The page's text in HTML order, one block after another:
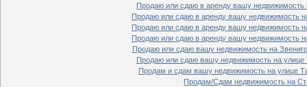
Продаю или сдаю в аренду вашу недвижимость
Продаю или сдаю в аренду вашу недвижимость
Продаю или сдаю в аренду вашу недвижимость
Продаю или сдаю в аренду вашу недвижимость
Продаю или сдаю вашу недвижимость на
Продаю или сдаю вашу недвижимость на улице
Продам и сдам вашу недвижимость на улице
Продам/Сдам недвижимость на